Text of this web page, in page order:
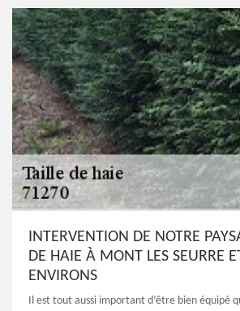
INTERVENTION DE NOTRE
DE HAIE À MONT LES SEURRE
ENVIRONS
Il est tout aussi important d’être bien équipé